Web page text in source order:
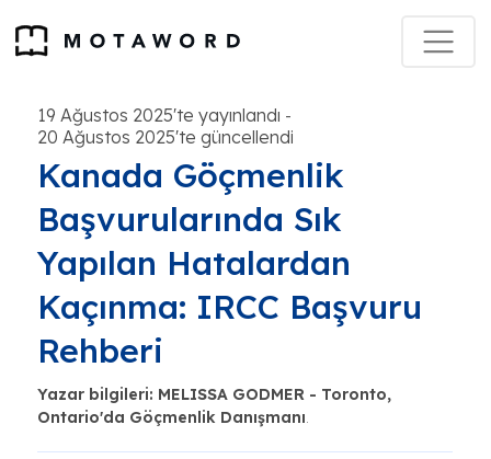
19 Ağustos 2025'te yayınlandı -
20 Ağustos 2025'te güncellendi
Kanada Göçmenlik
Başvurularında Sık
Yapılan Hatalardan
Kaçınma: IRCC Başvuru
Rehberi
Yazar bilgileri: MELISSA GODMER - Toronto,
Ontario'da Göçmenlik Danışmanı.